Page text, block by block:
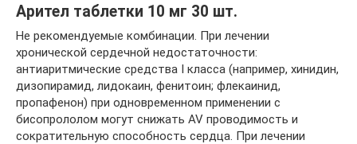
Арител таблетки 10 мг 30 шт.
Не рекомендуемые комбинации. При лечении
хронической сердечной недостаточности:
антиаритмические средства I класса (например, хинидин,
дизопирамид, лидокаин, фенитоин; флекаинид,
пропафенон) при одновременном применении с
бисопрололом могут снижать AV проводимость и
сократительную способность сердца. При лечении